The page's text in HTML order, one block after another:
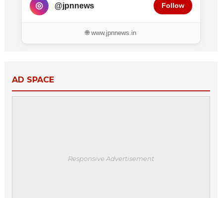
◎ @jpnnews Follow
🌐 www.jpnnews.in
AD SPACE
Responsive Advertisement